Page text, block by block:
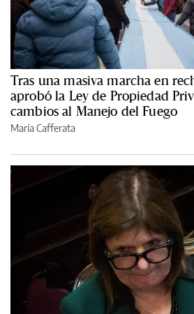
Tras una masiva marcha en
aprobó la Ley de Propiedad
cambios al Manejo del Fuego
María Cafferata